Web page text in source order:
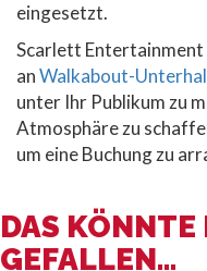
eingesetzt.
Scarlett
anWalkabout-
unter Ihr Publikum zu
Atmosphäre zu
um eine Buchung zu
DAS
GEFALLEN...